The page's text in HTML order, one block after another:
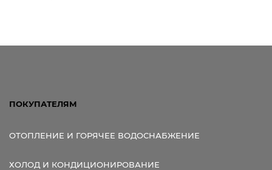
ПОКУПАТЕЛЯМ
ОТОПЛЕНИЕ И ГОРЯЧЕЕ ВОДОСНАБЖЕНИЕ
ХОЛОД И КОНДИЦИОНИРОВАНИЕ